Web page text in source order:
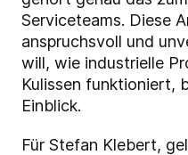
Serviceteams. Diese
anspruchsvoll und
will, wie industrielle
Kulissen funktioniert,
Einblick.
Für Stefan Klebert,